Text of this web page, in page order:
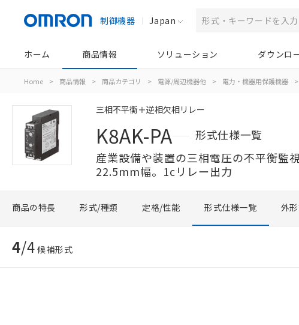
制御機器 Japan
ホーム 商品情報 ソリューション ダウンロ
Home > 商品情報 > 商品カテゴリ > 電源/周辺機器他 > 電力・機器用保護機器 >
三相不平衡＋逆相欠相リレー
K8AK-PA
形式仕様一覧
産業設備や装置の三相電圧の不平衡監視
22.5mm幅。1cリレー出力
商品の特長 形式/種類 定格/性能 形式仕様一覧 外
4/4 候補形式